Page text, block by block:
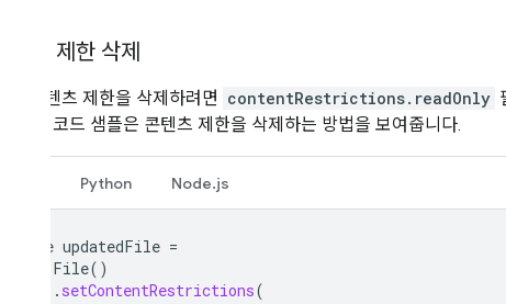
콘텐츠 제한 삭제
파일 콘텐츠 제한을 삭제하려면 contentRestrictions.readOnly
다. 다음 코드 샘플은 콘텐츠 제한을 삭제하는 방법을 보여줍니다.
Python Node.js
File updatedFile =
File()
. setContentRestrictions(